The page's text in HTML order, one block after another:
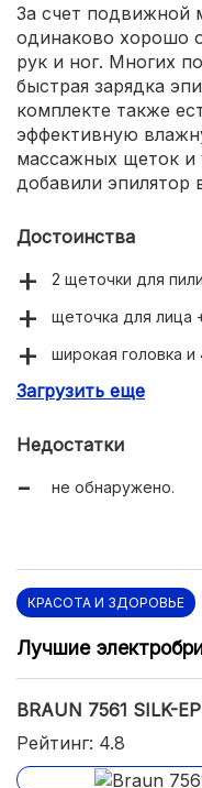
За счет подвижной
одинаково хорошо
рук и ног. Многих
быстрая зарядка
комплекте также
эффективную
массажных щеток и
добавили эпилятор
Достоинства
2 щеточки для
щеточка для лица
широкая головка и
насадка для
Загрузить еще
Недостатки
не обнаружено.
КРАСОТА И ЗДОРОВЬЕ
Лучшие
BRAUN 7561 SILK-
Рейтинг: 4.8